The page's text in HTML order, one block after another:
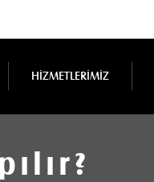
HİZMETLERİMİZ